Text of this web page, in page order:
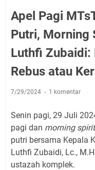
Apel Pagi
Putri, Morning
Luthfi Zubaidi:
Rebus atau
7/29/2024 1 komentar
Senin pagi, 29 Juli
pagi dan morning spirit
putri bersama Kepala
Luthfi Zubaidi, Lc.,
ustazah komplek.